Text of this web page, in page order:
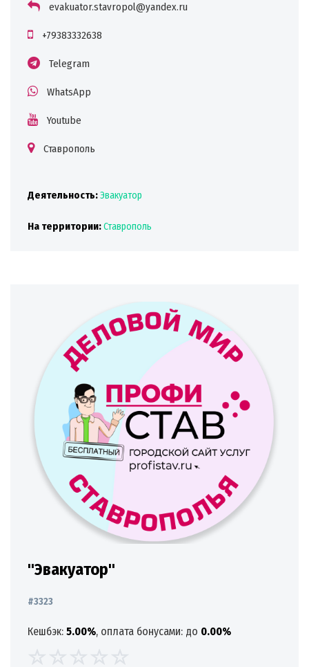
evakuator.stavropol@yandex.ru
+79383332638
Telegram
WhatsApp
Youtube
Ставрополь
Деятельность:Эвакуатор
На территории:Ставрополь
"Эвакуатор"
#3323
Кешбэк: 5.00%, оплата бонусами: до 0.00%